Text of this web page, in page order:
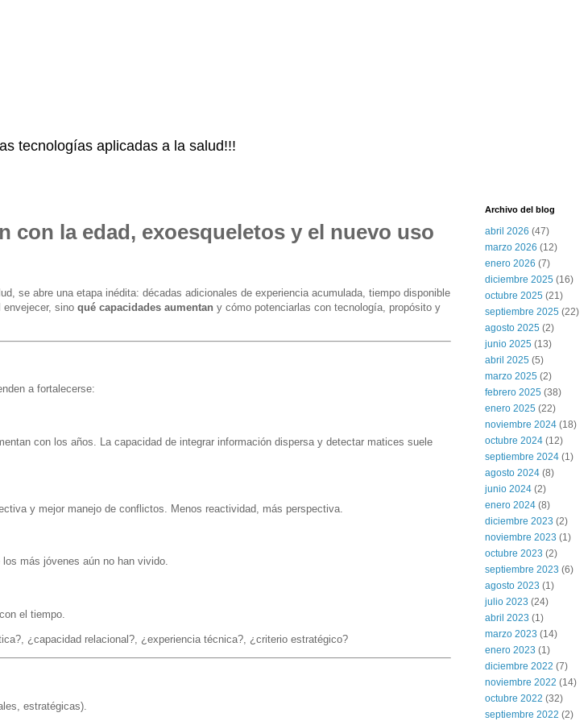
tecnologías aplicadas a la salud!!!
con la edad, exoesqueletos y el nuevo uso
se abre una etapa inédita: décadas adicionales de experiencia acumulada, tiempo disponible
sino qué capacidades aumentan y cómo potenciarlas con tecnología, propósito y
a fortalecerse:
con los años. La capacidad de integrar información dispersa y detectar matices suele
y mejor manejo de conflictos. Menos reactividad, más perspectiva.
más jóvenes aún no han vivido.
el tiempo.
¿capacidad relacional?, ¿experiencia técnica?, ¿criterio estratégico?
estratégicas).
Archivo del blog
abril 2026 (47)
marzo 2026 (12)
enero 2026 (7)
diciembre 2025 (16)
octubre 2025 (21)
septiembre 2025 (22)
agosto 2025 (2)
junio 2025 (13)
abril 2025 (5)
marzo 2025 (2)
febrero 2025 (38)
enero 2025 (22)
noviembre 2024 (18)
octubre 2024 (12)
septiembre 2024 (1)
agosto 2024 (8)
junio 2024 (2)
enero 2024 (8)
diciembre 2023 (2)
noviembre 2023 (1)
octubre 2023 (2)
septiembre 2023 (6)
agosto 2023 (1)
julio 2023 (24)
abril 2023 (1)
marzo 2023 (14)
enero 2023 (1)
diciembre 2022 (7)
noviembre 2022 (14)
octubre 2022 (32)
septiembre 2022 (2)